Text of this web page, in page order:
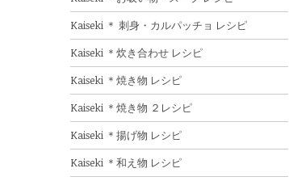
Kaiseki ＊ 刺身・カルパッチョ レシピ
Kaiseki ＊炊き合わせ レシピ
Kaiseki ＊焼き物 レシピ
Kaiseki ＊焼き物 ２レシピ
Kaiseki ＊揚げ物 レシピ
Kaiseki ＊和え物 レシピ